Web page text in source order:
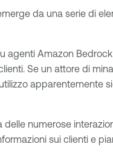
da una serie di
Amazon
Se un attore di
apparentemente
numerose
sui clienti e